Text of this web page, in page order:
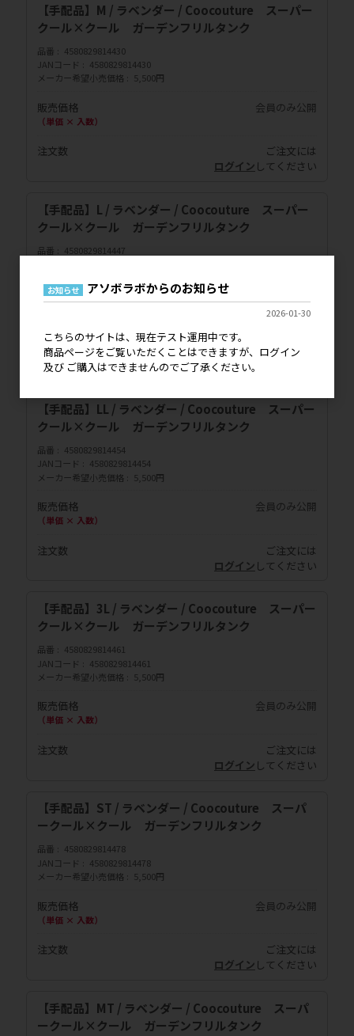
【手配品】M / ラベンダー / Coocouture スーパー
クール×クール ガーデンフリルタンク
品番
4580829814430
JANコード
4580829814430
メーカー希望小売価格
5,500円
販売価格
（単価 × 入数）
会員のみ公開
注文数
ご注文には
ログイン してください
【手配品】L / ラベンダー / Coocouture スーパー
クール×クール ガーデンフリルタンク
品番
4580829814447
販売価格 会員のみ公開
注文数
ご注文には
ログイン
【手配品】LL / ラベンダー / Coocouture スーパー
クール×クール ガーデンフリルタンク
品番
4580829814454
JANコード
4580829814454
メーカー希望小売価格
5,500円
販売価格
（単価 × 入数）
会員のみ公開
注文数
ご注文には
ログイン してください
【手配品】3L / ラベンダー / Coocouture スーパー
クール×クール ガーデンフリルタンク
品番
4580829814461
JANコード
4580829814461
メーカー希望小売価格
5,500円
販売価格
（単価 × 入数）
会員のみ公開
注文数
ご注文には
ログイン してください
【手配品】ST / ラベンダー / Coocouture スーパ
ークール×クール ガーデンフリルタンク
品番
4580829814478
JANコード
4580829814478
メーカー希望小売価格
5,500円
販売価格
（単価 × 入数）
会員のみ公開
注文数
ご注文には
ログイン してください
【手配品】MT / ラベンダー / Coocouture スーパ
ークール×クール ガーデンフリルタンク
お知らせ アソボラボからのお知らせ
2026-01-30
こちらのサイトは、現在テスト運用中です。
商品ページをご覧いただくことはできますが、ログイン
及び ご購入はできませんのでご了承ください。